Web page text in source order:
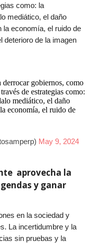
como: la
mediático, el daño
la economía­, el ruido de
deterioro de la imagen
derrocar gobiernos, como
de estrategias como:
mediático, el daño
economía­, el ruido de
May 9, 2024
aprovecha la
y ganar
en la sociedad y
La incertidumbre y la
sin pruebas y la